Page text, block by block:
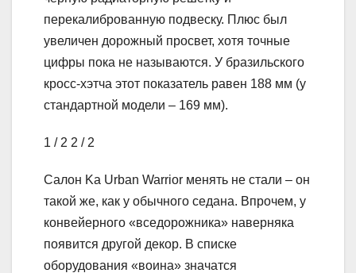
перекалиброванную подвеску. Плюс был
увеличен дорожный просвет, хотя точные
цифры пока не называются. У бразильского
кросс-хэтча этот показатель равен 188 мм (у
стандартной модели – 169 мм).
1 / 2 2 / 2
Салон Ka Urban Warrior менять не стали – он
такой же, как у обычного седана. Впрочем, у
конвейерного «вседорожника» наверняка
появится другой декор. В списке
оборудования «воина» значатся